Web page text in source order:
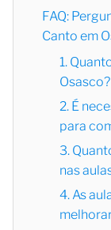
FAQ:
Canto em
1.
Osasco?
2. É
para
3.
nas
4. As